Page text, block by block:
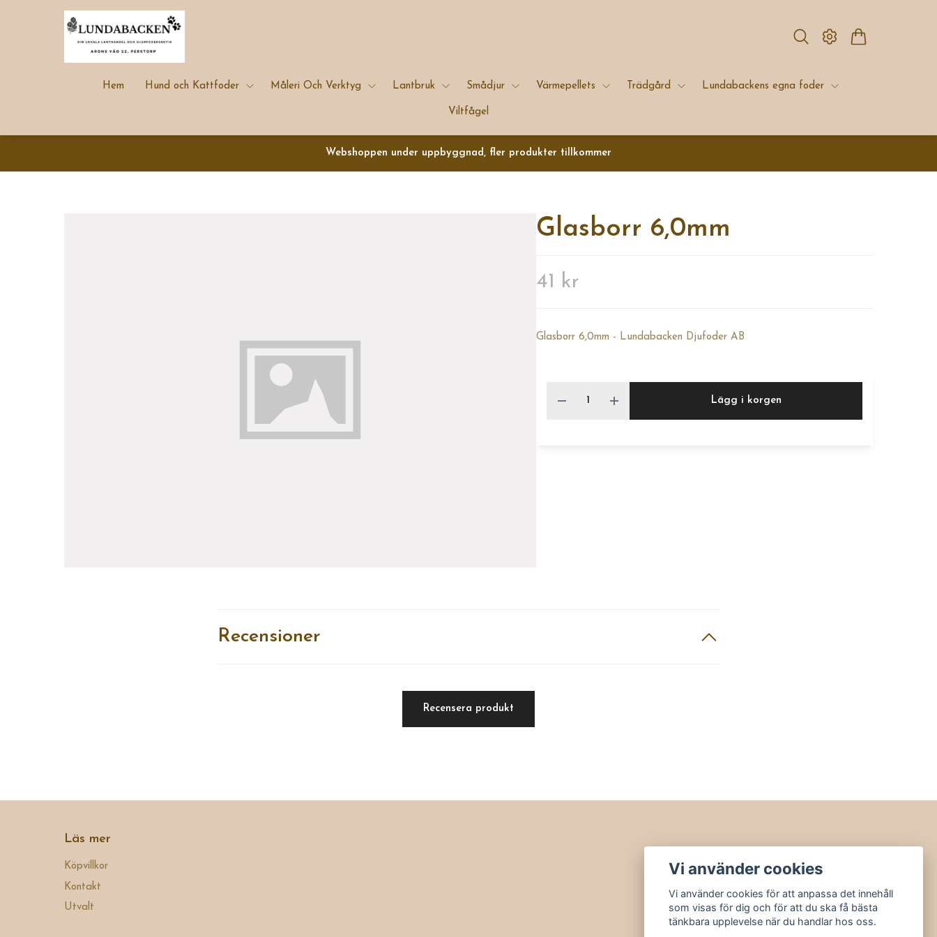
Hem Hund och Kattfoder Måleri Och Verktyg Lantbruk Smådjur Värmepellets Trädgård Lundabackens egna foder
Viltfågel
Webshoppen under uppbyggnad, fler produkter tillkommer
Glasborr 6,0mm
41 kr
Glasborr 6,0mm - Lundabacken Djufoder AB
Lägg i korgen
Recensioner
Recensera produkt
Läs mer
Köpvillkor
Kontakt
Utvalt
Vi använder cookies
Vi använder cookies för att anpassa det innehåll
som visas för dig och för att du ska få bästa
tänkbara upplevelse när du handlar hos oss.